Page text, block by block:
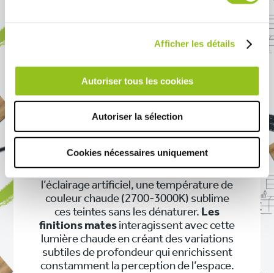
Afficher les détails
Autoriser tous les cookies
Autoriser la sélection
Cookies nécessaires uniquement
adoucit le tout. Le beige chaud, relevé
cuisines claires traditionnelles.
La lumièrejoue également un rôle
couleurs. La lumière naturelle module
leurs nuances tout au long de la journée :
un vert olive capte des tonalités chaudes
Cette variation permanentemaintient
la cuisine vivante, jamais figée. Pour
l’éclairage artificiel, une température de
couleur chaude (2700-3000K) sublime
ces teintes sans les dénaturer. Les
finitions mates interagissent avec cette
lumière chaude en créant des variations
subtiles de profondeur qui enrichissent
constamment la perception de l’espace.